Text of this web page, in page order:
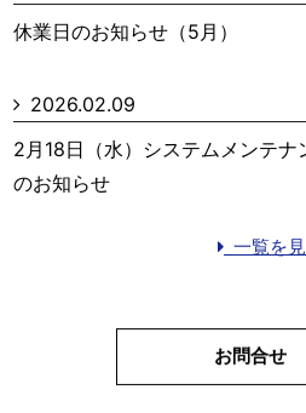
休業日のお知らせ（5月）
2026.02.09
2月18日（水）システムメンテナ
のお知らせ
一覧を
お問合